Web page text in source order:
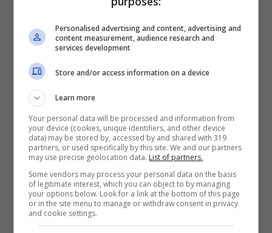
Ti ritrovi nei profili del test? – videogiochi.com
Se il personaggio che hai scelto èLily
significa chesei una persona sensibile
Percepisci con molta intensità le emozioni e al
tempo stesso quando inizi una relazione sai la
persona più dolce e romantica che si possa
trovare. Sei sempre leale nei confronti del tuo
partner e tutto quello che vuoiè vederlo
felice.
Personalised advertising and content, advertising and
content measurement, audience research and
services development
Store and/or access information on a device
Learn more
Your personal data will be processed and information from
your device (cookies, unique identifiers, and other device
data) may be stored by, accessed by and shared with 319
partners, or used specifically by this site. We and our partners
may use precise geolocation data. List of partners.
Some vendors may process your personal data on the basis
of legitimate interest, which you can object to by managing
your options below. Look for a link at the bottom of this page
or in the site menu to manage or withdraw consent in privacy
and cookie settings.